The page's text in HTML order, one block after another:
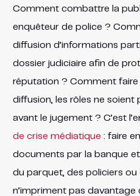
Comment combattre la
enquêteur de police ?
diffusion d’informations
dossier judiciaire afin de
réputation ? Comment
diffusion, les rôles ne
avant le jugement ? C’est
de crise médiatique : faire
documents par la banque
du parquet, des policiers
n’impriment pas davantage